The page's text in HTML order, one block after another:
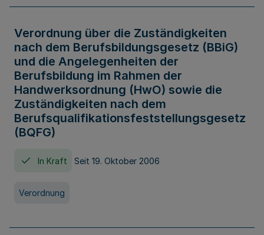
Verordnung über die Zuständigkeiten
nach dem Berufsbildungsgesetz (BBiG)
und die Angelegenheiten der
Berufsbildung im Rahmen der
Handwerksordnung (HwO) sowie die
Zuständigkeiten nach dem
Berufsqualifikationsfeststellungsgesetz
(BQFG)
In Kraft Seit 19. Oktober 2006
Verordnung